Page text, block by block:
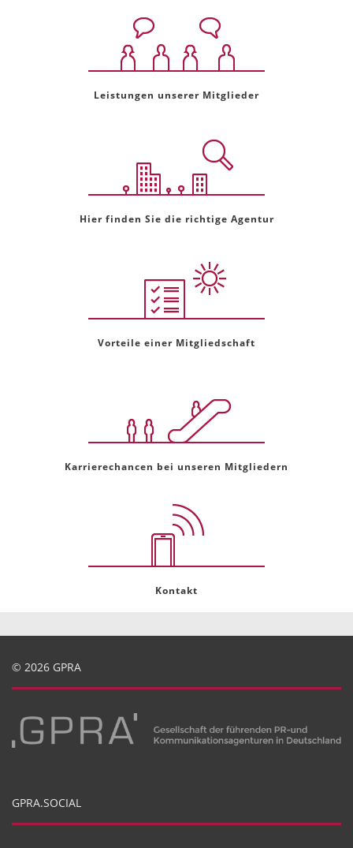
Leistungen unserer Mitglieder
Hier finden Sie die richtige Agentur
Vorteile einer Mitgliedschaft
Karrierechancen bei unseren Mitgliedern
Kontakt
© 2026 GPRA
GPRA.SOCIAL